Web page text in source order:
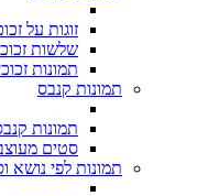
זוגות על
שלשות
תמונות
תמונות קנבס
תמונות
סטים
תמונות לפי נושא